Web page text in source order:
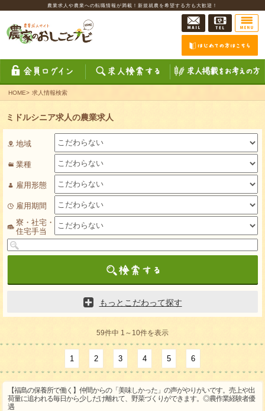
農業求人や農業への転職情報が満載！新規就農を希望する方も大歓迎！
HOME> 求人情報検索
ミドルシニア求人の農業求人
地域
業種
雇用形態
雇用期間
寮・社宅・
住宅手当
もっとこだわって探す
59件中 1～10件を表示
1 2 3 4 5 6
【福島の保養所で働く】仲間からの「美味しかった」の声がやりがいです。売上や出
荷量に追われる毎日から少しだけ離れて、野菜づくりができます。◎農作業経験者優
遇